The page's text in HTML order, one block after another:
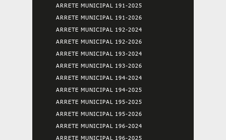
ARRETE MUNICIPAL 191-2025
ARRETE MUNICIPAL 191-2026
ARRETE MUNICIPAL 192-2024
ARRETE MUNICIPAL 192-2026
ARRETE MUNICIPAL 193-2024
ARRETE MUNICIPAL 193-2026
ARRETE MUNICIPAL 194-2024
ARRETE MUNICIPAL 194-2025
ARRETE MUNICIPAL 195-2025
ARRETE MUNICIPAL 195-2026
ARRETE MUNICIPAL 196-2024
ARRETE MUNICIPAL 196-2025